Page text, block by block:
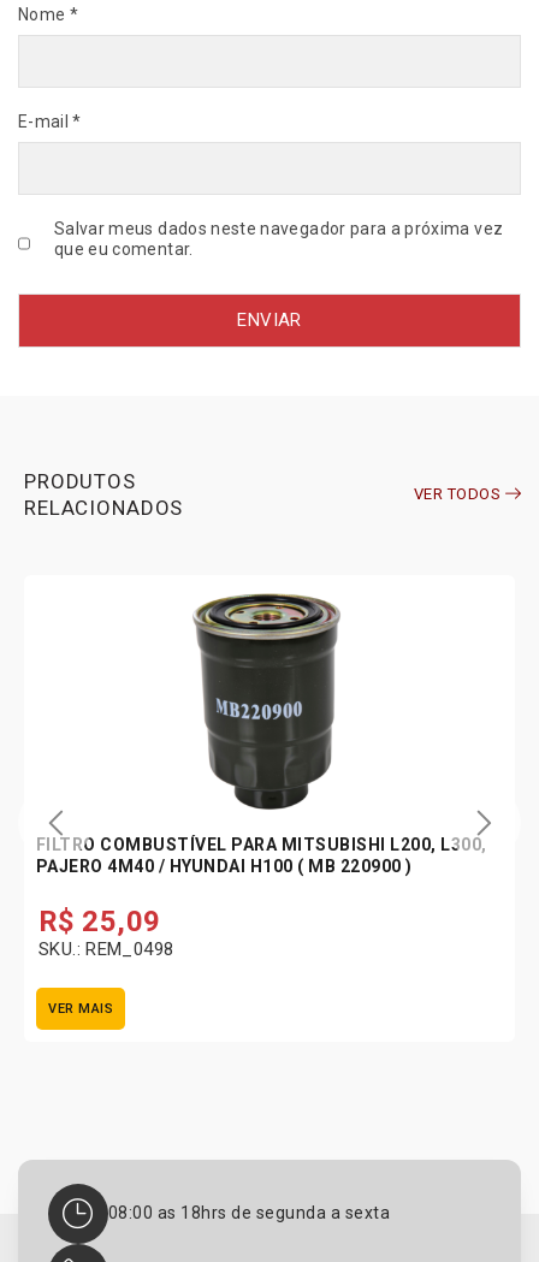
Nome *
E-mail*
Salvar meus dados neste navegador para a próxima vez
que eu comentar.
PRODUTOS
RELACIONADOS
VER TODOS
FILTRO COMBUSTÍVEL PARA MITSUBISHI L200, L300,
PAJERO 4M40 / HYUNDAI H100 ( MB 220900 )
R$ 25,09
SKU.: REM_0498
VER MAIS
08:00 as 18hrs de segunda a sexta